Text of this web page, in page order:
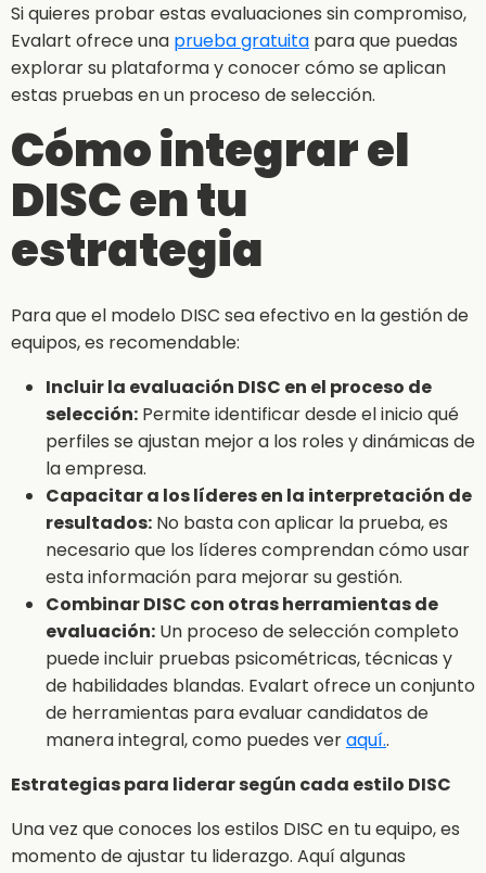
Si quieres probar estas evaluaciones sin compromiso,
Evalart ofrece una prueba gratuita para que puedas
explorar su plataforma y conocer cómo se aplican
estas pruebas en un proceso de selección.
Cómo integrar el
DISC en tu
estrategia
Para que el modelo DISC sea efectivo en la gestión de
equipos, es recomendable:
Incluir la evaluación DISC en el proceso de
selección: Permite identificar desde el inicio qué
perfiles se ajustan mejor a los roles y dinámicas de
la empresa.
Capacitar a los líderes en la interpretación de
resultados: No basta con aplicar la prueba, es
necesario que los líderes comprendan cómo usar
esta información para mejorar su gestión.
Combinar DISC con otras herramientas de
evaluación: Un proceso de selección completo
puede incluir pruebas psicométricas, técnicas y
de habilidades blandas. Evalart ofrece un conjunto
de herramientas para evaluar candidatos de
manera integral, como puedes veraquí..
Estrategias para liderar según cada estilo DISC
Una vez que conoces los estilos DISC en tu equipo, es
momento de ajustar tu liderazgo. Aquí algunas